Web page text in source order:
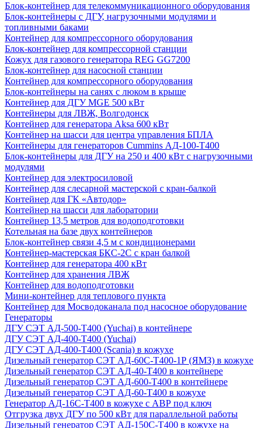
Блок-контейнер для телекоммуникационного оборудования
Блок-контейнеры с ДГУ, нагрузочными модулями и
топливными баками
Контейнер для компрессорного оборудования
Блок-контейнер для компрессорной станции
Кожух для газового генератора REG GG7200
Блок-контейнер для насосной станции
Контейнер для компрессорного оборудования
Блок-контейнеры на санях с люком в крыше
Контейнер для ДГУ MGE 500 кВт
Контейнеры для ЛВЖ, Волгодонск
Контейнер для генератора Aksa 600 кВт
Контейнер на шасси для центра управления БПЛА
Контейнеры для генераторов Cummins АД-100-Т400
Блок-контейнеры для ДГУ на 250 и 400 кВт с нагрузочными
модулями
Контейнер для электросиловой
Контейнер для слесарной мастерской с кран-балкой
Контейнер для ГК «Автодор»
Контейнер на шасси для лаборатории
Контейнер 13,5 метров для водоподготовки
Котельная на базе двух контейнеров
Блок-контейнер связи 4,5 м с кондиционерами
Контейнер-мастерская БКС-2С с кран балкой
Контейнер для генератора 400 кВт
Контейнер для хранения ЛВЖ
Контейнер для водоподготовки
Мини-контейнер для теплового пункта
Контейнер для Мосводоканала под насосное оборудование
Генераторы
ДГУ СЭТ АД-500-Т400 (Yuchai) в контейнере
ДГУ СЭТ АД-400-Т400 (Yuchai)
ДГУ СЭТ АД-400-Т400 (Scania) в кожухе
Дизельный генератор СЭТ АД-60С-Т400-1Р (ЯМЗ) в кожухе
Дизельный генератор СЭТ АД-40-Т400 в контейнере
Дизельный генератор СЭТ АД-600-Т400 в контейнере
Дизельный генератор СЭТ АД-60-Т400 в кожухе
Генератор АД-16С-Т400 в кожухе с АВР под ключ
Отгрузка двух ДГУ по 500 кВт для параллельной работы
Дизельный генератор СЭТ АД-150С-Т400 в кожухе на